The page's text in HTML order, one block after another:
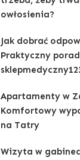
owłosienia?
Jak dobrać
Praktyczny
Apartamenty w
Komfortowy
na Tatry
Wizyta w